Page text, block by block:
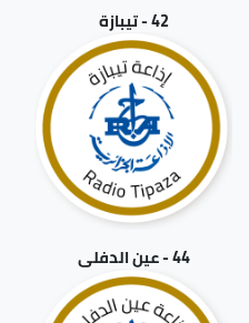
42 - تيبازة
44 - عين الدفلى